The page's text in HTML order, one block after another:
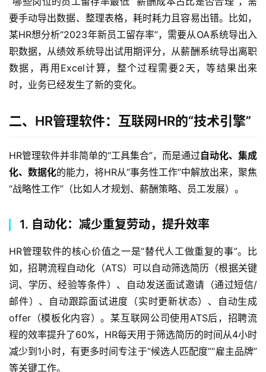
要手动导出数据、整理表格，耗时耗力且容易出错。比如，
某HR想分析“2023年新员工留存率”，需要从OA系统导出入
职数据，从绩效系统导出试用期评分，从薪酬系统导出离职
数据，再用Excel计算，整个过程需要2天，等结果出来
时，业务已经发生了新的变化。
二、HR管理软件：互联网HR的“技术引擎”
HR管理软件并非简单的“工具集合”，而是通过自动化、集成
化、数据化的能力，将HR从“事务性工作”中解放出来，聚焦
“战略性工作”（比如人才规划、薪酬策略、员工发展）。
1. 自动化：减少重复劳动，提升效率
HR管理软件的核心价值之一是“替代人工做重复的事”。比
如，招聘流程自动化（ATS）可以自动筛选简历（根据关键
词、学历、经验等条件）、自动发送面试邀请（通过短信/
邮件）、自动跟踪面试进度（实时更新状态）、自动生成
offer（模板化内容）。某互联网公司使用ATS后，招聘流
程的效率提升了60%，HR每天用于筛选简历的时间从4小时
减少到1小时，有更多时间专注于“候选人匹配度”“雇主品牌”
等关键工作。